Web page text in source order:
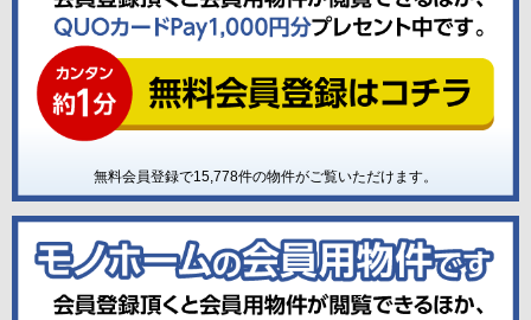
無料会員登録で15,778件の物件がご覧いただけます。